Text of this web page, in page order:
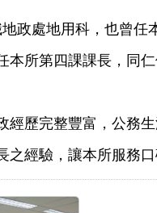
政處地用科，也曾任
所第四課課長，同
經歷完整豐富，公務
經驗，讓本所服務